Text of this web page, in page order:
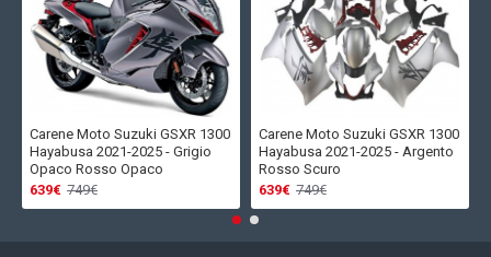
Carene Moto Suzuki GSXR 1300
Hayabusa 2021-2025 - Grigio
Opaco Rosso Opaco
639€ 749€
Carene Moto Suzuki GSXR 1300
Hayabusa 2021-2025 - Argento
Rosso Scuro
639€ 749€